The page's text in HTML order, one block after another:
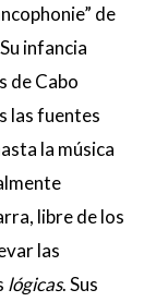
de
Su infancia
de Cabo
las fuentes
la música
libre de los
las
lógicas. Sus